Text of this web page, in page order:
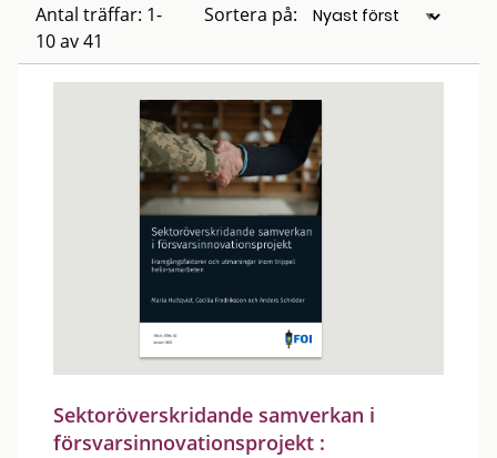
Antal träffar: 1-
10 av 41
Sortera på:
Sektoröverskridande samverkan i
försvarsinnovationsprojekt :